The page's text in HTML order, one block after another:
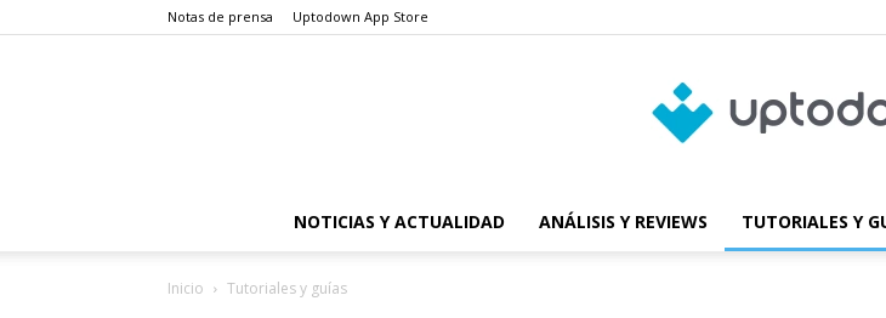
Notas de prensa Uptodown App Store
Blog
NOTICIAS Y ACTUALIDAD ANÁLISIS Y REVIEWS TUTORIALES Y
Inicio Tutoriales y guías